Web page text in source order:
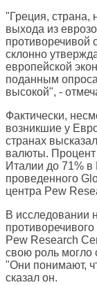
"Греция,
выхода из
противоречивой
склонно
европейской
поданным
высокой", -
Фактически,
возникшие у
странах
валюты. Процент
Италии до 71%
проведенного
центра Pew
В исследовании
Pew Research
свою роль могло
"Они понимают,
сказал он.